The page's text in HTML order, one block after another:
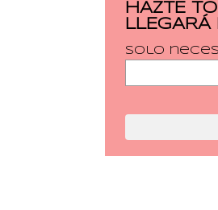
HAZTE
Solo